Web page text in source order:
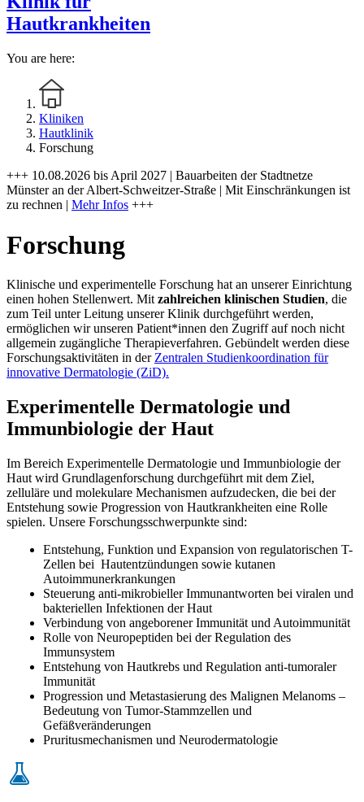
Hautkrankheiten
You are here:
Kliniken
Hautklinik
Forschung
+++ 10.08.2026 bis April 2027 | Bauarbeiten der Stadtnetze
Münster an der Albert-Schweitzer-Straße | Mit Einschränkungen ist
zu rechnen | Mehr Infos +++
Forschung
Klinische und experimentelle Forschung hat an unserer Einrichtung
einen hohen Stellenwert. Mit zahlreichen klinischen Studien, die
zum Teil unter Leitung unserer Klinik durchgeführt werden,
ermöglichen wir unseren Patient*innen den Zugriff auf noch nicht
allgemein zugängliche Therapieverfahren. Gebündelt werden diese
Forschungsaktivitäten in der Zentralen Studienkoordination für
innovative Dermatologie (ZiD).
Experimentelle Dermatologie und
Immunbiologie der Haut
Im Bereich Experimentelle Dermatologie und Immunbiologie der
Haut wird Grundlagenforschung durchgeführt mit dem Ziel,
zelluläre und molekulare Mechanismen aufzudecken, die bei der
Entstehung sowie Progression von Hautkrankheiten eine Rolle
spielen. Unsere Forschungsschwerpunkte sind:
Entstehung, Funktion und Expansion von regulatorischen T-
Zellen bei Hautentzündungen sowie kutanen
Autoimmunerkrankungen
Steuerung anti-mikrobieller Immunantworten bei viralen und
bakteriellen Infektionen der Haut
Verbindung von angeborener Immunität und Autoimmunität
Rolle von Neuropeptiden bei der Regulation des
Immunsystem
Entstehung von Hautkrebs und Regulation anti-tumoraler
Immunität
Progression und Metastasierung des Malignen Melanoms –
Bedeutung von Tumor-Stammzellen und
Gefäßveränderungen
Pruritusmechanismen und Neurodermatologie